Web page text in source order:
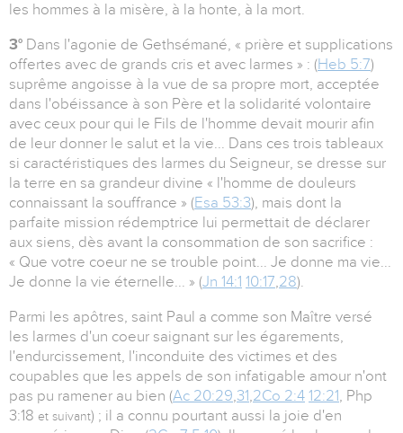
les hommes à la misère, à la honte, à la mort.
3° Dans l'agonie de Gethsémané, « prière et supplications
offertes avec de grands cris et avec larmes » : (Heb 5:7)
suprême angoisse à la vue de sa propre mort, acceptée
dans l'obéissance à son Père et la solidarité volontaire
avec ceux pour qui le Fils de l'homme devait mourir afin
de leur donner le salut et la vie... Dans ces trois tableaux
si caractéristiques des larmes du Seigneur, se dresse sur
la terre en sa grandeur divine « l'homme de douleurs
connaissant la souffrance » (Esa 53:3), mais dont la
parfaite mission rédemptrice lui permettait de déclarer
aux siens, dès avant la consommation de son sacrifice :
« Que votre coeur ne se trouble point... Je donne ma vie...
Je donne la vie éternelle... » (Jn 14:1 10:17,28).
Parmi les apôtres, saint Paul a comme son Maître versé
les larmes d'un coeur saignant sur les égarements,
l'endurcissement, l'inconduite des victimes et des
coupables que les appels de son infatigable amour n'ont
pas pu ramener au bien (Ac 20:29,31,2Co 2:4 12:21, Php
3:18 et suivant) ; il a connu pourtant aussi la joie d'en